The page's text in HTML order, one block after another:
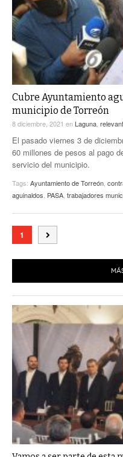
Cubre Ayuntamiento
municipio de Torreón
8 diciembre, 2021 en Laguna
El pasado viernes 3 de
60 millones de pesos al pago
servicio del municipio.
Tags: Ayuntamiento de Torreón
aguinaldos PASA trabajadores
1